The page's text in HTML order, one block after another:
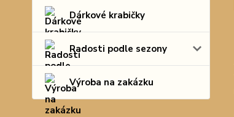
Dárkové krabičky
Radosti podle sezony
Výroba na zakázku